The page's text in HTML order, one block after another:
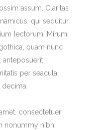
assum. Claritas
qui sequitur
lectorum. Mirum
quam nunc
anteposuerit
per seacula
decima.
consectetuer
nonummy nibh